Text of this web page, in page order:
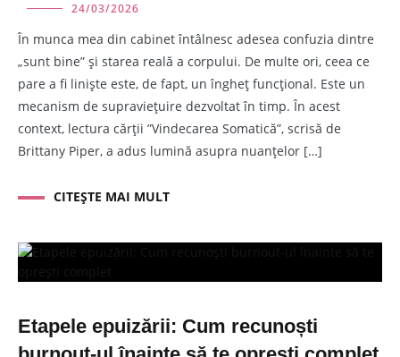
24/03/2026
În munca mea din cabinet întâlnesc adesea confuzia dintre
„sunt bine” și starea reală a corpului. De multe ori, ceea ce
pare a fi liniște este, de fapt, un îngheț funcțional. Este un
mecanism de supraviețuire dezvoltat în timp. În acest
context, lectura cărții ”Vindecarea Somatică”, scrisă de
Brittany Piper, a adus lumină asupra nuanțelor […]
CITEȘTE MAI MULT
Etapele epuizării: Cum recunoști